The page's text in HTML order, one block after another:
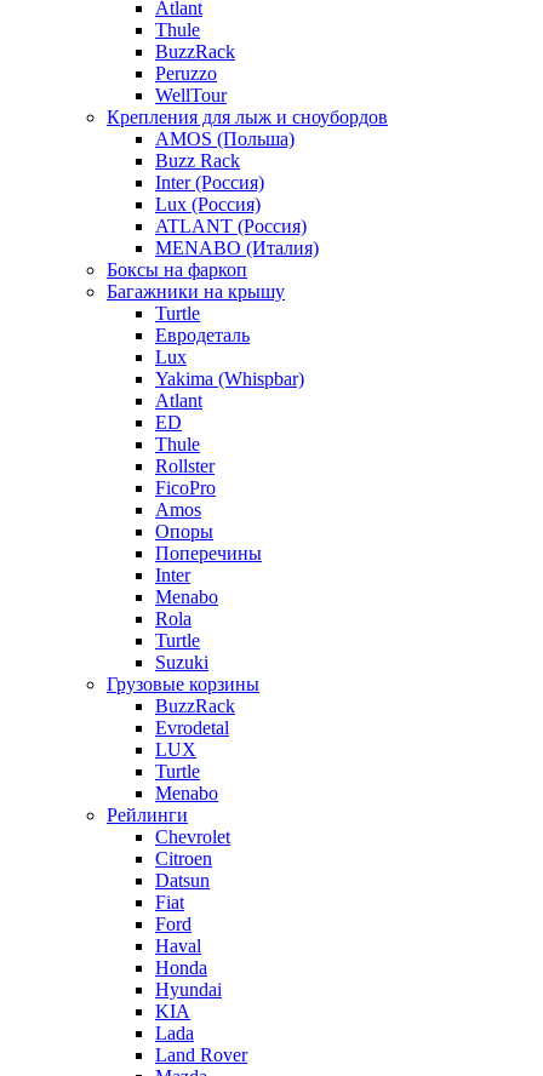
Atlant
Thule
BuzzRack
Peruzzo
WellTour
Крепления для лыж и сноубордов
AMOS (Польша)
Buzz Rack
Inter (Россия)
Lux (Россия)
ATLANT (Россия)
MENABO (Италия)
Боксы на фаркоп
Багажники на крышу
Turtle
Евродеталь
Lux
Yakima (Whispbar)
Atlant
ED
Thule
Rollster
FicoPro
Amos
Опоры
Поперечины
Inter
Menabo
Rola
Turtle
Suzuki
Грузовые корзины
BuzzRack
Evrodetal
LUX
Turtle
Menabo
Рейлинги
Chevrolet
Citroen
Datsun
Fiat
Ford
Haval
Honda
Hyundai
KIA
Lada
Land Rover